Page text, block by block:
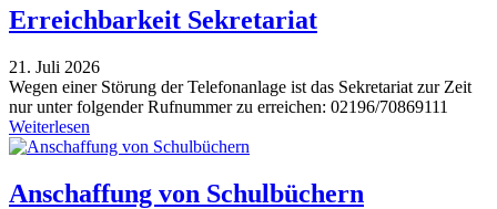
Erreichbarkeit Sekretariat
21. Juli 2026
Wegen einer Störung der Telefonanlage ist das Sekretariat zur Zeit
nur unter folgender Rufnummer zu erreichen: 02196/70869111
Weiterlesen
Anschaffung von Schulbüchern